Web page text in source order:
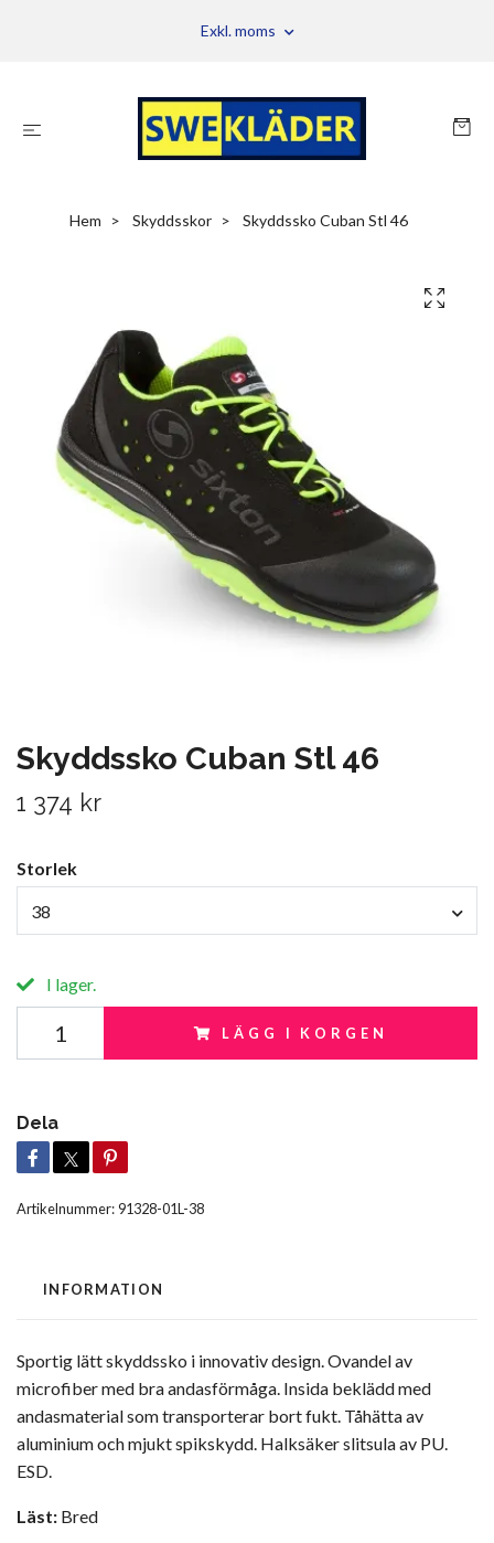
Exkl. moms
Hem Skyddsskor Skyddssko Cuban Stl 46
Skyddssko Cuban Stl 46
1 374 kr
Storlek
38
I lager.
LÄGG I KORGEN
Dela
Artikelnummer:91328-01L-38
INFORMATION
Sportig lätt skyddssko i innovativ design. Ovandel av
microfiber med bra andasförmåga. Insida beklädd med
andasmaterial som transporterar bort fukt. Tåhätta av
aluminium och mjukt spikskydd. Halksäker slitsula av PU.
ESD.
Läst: Bred